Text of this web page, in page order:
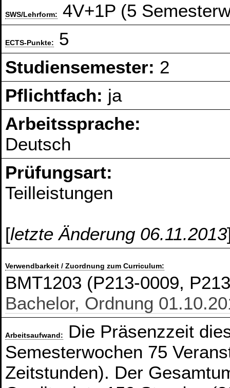
SWS/Lehrform: 4V+1P (5
ECTS-Punkte:
5
Studiensemester: 2
Pflichtfach: ja
Arbeitssprache:
Deutsch
Prüfungsart:
Teilleistungen
[letzte Änderung 06.11.2013
Verwendbarkeit / Zuordnung zum Curriculum:
BMT1203 (P213-0009,
Bachelor, Ordnung
Arbeitsaufwand:
Die Präsenzzeit
Semesterwochen 75
Zeitstunden). Der